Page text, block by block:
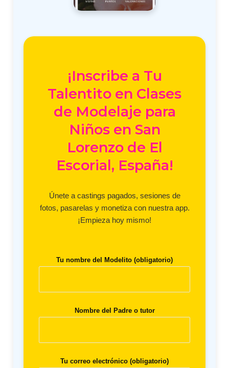
¡Inscribe a Tu
Talentito en Clases
de Modelaje para
Niños en San
Lorenzo de El
Escorial, España!
Únete a castings pagados, sesiones de
fotos, pasarelas y monetiza con nuestra app.
¡Empieza hoy mismo!
Tu nombre del Modelito (obligatorio)
Nombre del Padre o tutor
Tu correo electrónico (obligatorio)